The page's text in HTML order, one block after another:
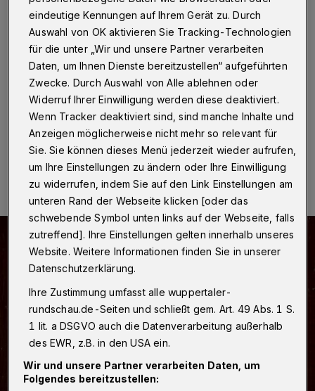
Wuppertal·Nach 20 Jahren „Kunst fürs Taschengeld“
in Kooperation mit der neuseeländisch-belgischen
MuKa-Galerie setzen Wuppertaler Künstlerinnen und
Künstler um Ines Pröve und Birgit Pardun das beliebte
Format in der Historischen Stadthalle Wuppertal fort.
26.10.2024 , 08:00 Uhr Eine Minute Lesezeit
eindeutige Kennungen auf Ihrem Gerät zu. Durch
Auswahl von OK aktivieren Sie Tracking-Technologien
für die unter „Wir und unsere Partner verarbeiten
Daten, um Ihnen Dienste bereitzustellen“ aufgeführten
Zwecke. Durch Auswahl von Alle ablehnen oder
Widerruf Ihrer Einwilligung werden diese deaktiviert.
Wenn Tracker deaktiviert sind, sind manche Inhalte und
Anzeigen möglicherweise nicht mehr so relevant für
Sie. Sie können dieses Menü jederzeit wieder aufrufen,
um Ihre Einstellungen zu ändern oder Ihre Einwilligung
zu widerrufen, indem Sie auf den Link Einstellungen am
unteren Rand der Webseite klicken [oder das
schwebende Symbol unten links auf der Webseite, falls
zutreffend]. Ihre Einstellungen gelten innerhalb unseres
Website. Weitere Informationen finden Sie in unserer
Datenschutzerklärung.
Ihre Zustimmung umfasst alle wuppertaler-
rundschau.de-Seiten und schließt gem. Art. 49 Abs. 1 S.
1 lit. a DSGVO auch die Datenverarbeitung außerhalb
des EWR, z.B. in den USA ein.
Wir und unsere Partner verarbeiten Daten, um
Folgendes bereitzustellen: